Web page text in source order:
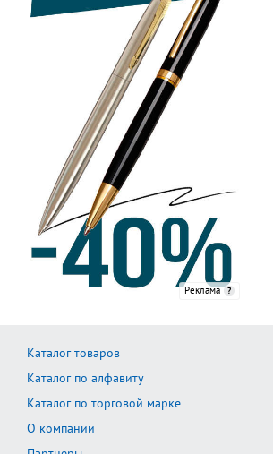
Реклама
Каталог товаров
Каталог по алфавиту
Каталог по торговой марке
О компании